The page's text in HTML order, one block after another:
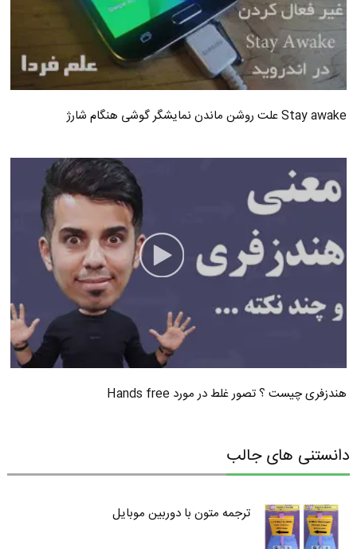
Stay awake علت روشن ماندن نمایشگر گوشی هنگام شارژ
هندزفری چیست ؟ تصور غلط در مورد Hands free
دانستنی های جالب
ترجمه متون با دوربین موبایل